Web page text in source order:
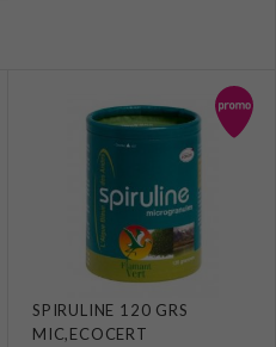
SPIRULINE 120 GRS
MIC,ECOCERT